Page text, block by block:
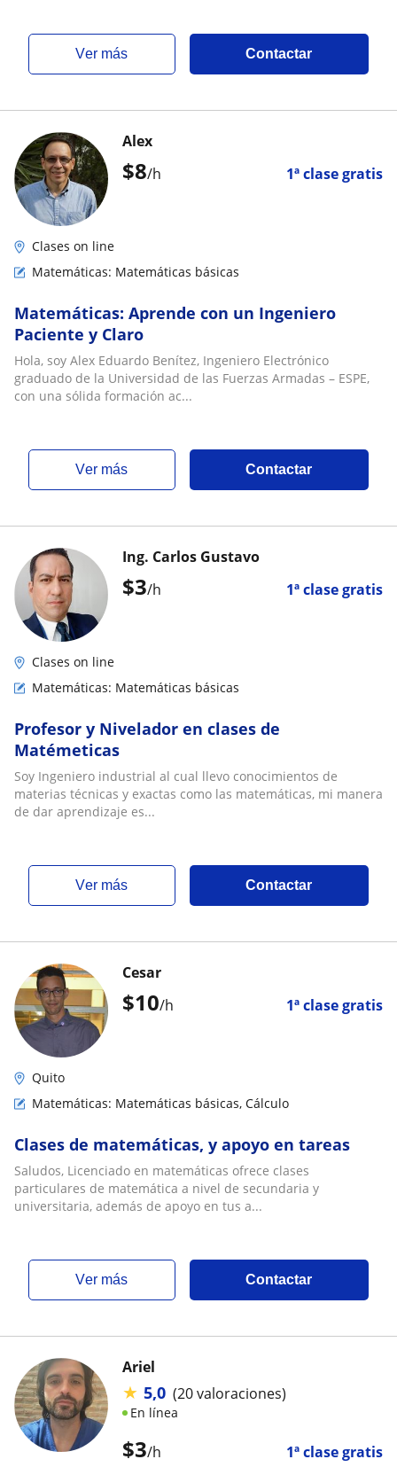
ver más Contactar
$8/h 1ª clase gratis
Alex
Clases on line
Matemáticas: Matemáticas básicas
Matemáticas: Aprende con un Ingeniero
Paciente y Claro
Hola, soy Alex Eduardo Benítez, Ingeniero Electrónico
graduado de la Universidad de las Fuerzas Armadas – ESPE,
con una sólida formación ac...
ver más Contactar
$3/h 1ª clase gratis
Ing. Carlos Gustavo
Clases on line
Matemáticas: Matemáticas básicas
Profesor y Nivelador en clases de
Matémeticas
Soy Ingeniero industrial al cual llevo conocimientos de
materias técnicas y exactas como las matemáticas, mi manera
de dar aprendizaje es...
ver más Contactar
$10/h 1ª clase gratis
Cesar
Quito
Matemáticas: Matemáticas básicas, Cálculo
Clases de matemáticas, y apoyo en tareas
Saludos, Licenciado en matemáticas ofrece clases
particulares de matemática a nivel de secundaria y
universitaria, además de apoyo en tus a...
ver más Contactar
$3/h 1ª clase gratis
Ariel
★ 5,0 (20 valoraciones)
En línea